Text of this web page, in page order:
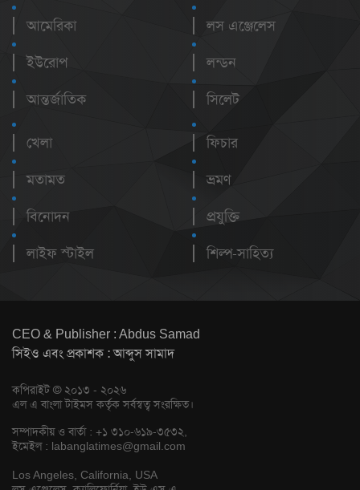
আমেরিকা
ইউরোপ
আন্তর্জাতিক
লস এঞ্জেলেস
লন্ডন
সিলেট
খেলা
মতামত
বিনোদন
লাইফ স্টাইল
ফিচার
ভ্রমণ
প্রযুক্তি
শিল্প-সাহিত্য
CEO & Publisher : Abdus Samad
সিইও এবং প্রকাশক : আব্দুস সামাদ
কপিরাইট © ২০১৩ - ২০২৬
এল এ বাংলা টাইমস কর্তৃক সর্বস্বত্ব সংরক্ষিত।
সম্পাদকীয় ও বার্তা : +১ ৩১০-৬১৯-৩৫৩২,
ইমেইল : labanglatimes@gmail.com
Los Angeles, California, USA